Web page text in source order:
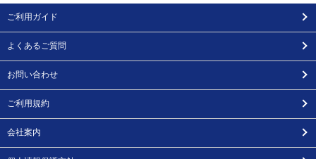
ご利用ガイド
よくあるご質問
お問い合わせ
ご利用規約
会社案内